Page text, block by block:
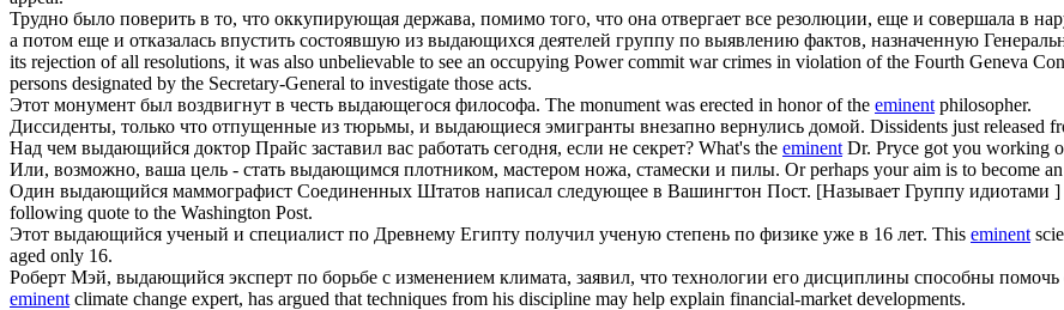
Трудно было поверить в то, что оккупирующая держава, помимо того, что она отвергает все резолюции, еще и совершала в
а потом еще и отказалась впустить состоявшую из выдающихся деятелей группу по выявлению фактов, назначенную
its rejection of all resolutions, it was also unbelievable to see an occupying Power commit war crimes in violation of the Fourth Geneva
persons designated by the Secretary-General to investigate those acts.
Этот монумент был воздвигнут в честь выдающегося философа. The monument was erected in honor of the eminent philosopher.
Диссиденты, только что отпущенные из тюрьмы, и выдающиеся эмигранты внезапно вернулись домой. Dissidents just released
Над чем выдающийся доктор Прайс заставил вас работать сегодня, если не секрет? What's the eminent Dr. Pryce got you working
Или, возможно, ваша цель - стать выдающимся плотником, мастером ножа, стамески и пилы. Or perhaps your aim is to become an
Один выдающийся маммографист Соединенных Штатов написал следующее в Вашингтон Пост. [Называет Группу идиотами ]
following quote to the Washington Post.
Этот выдающийся ученый и специалист по Древнему Египту получил ученую степень по физике уже в 16 лет. This eminent
aged only 16.
Роберт Мэй, выдающийся эксперт по борьбе с изменением климата, заявил, что технологии его дисциплины способны
eminent climate change expert, has argued that techniques from his discipline may help explain financial-market developments.